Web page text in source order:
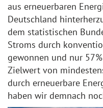
aus erneuerbaren
Deutschland
dem statistischen
Stroms durch
gewonnen und nur
Zielwert von
durch erneuerbare
haben wir demnach